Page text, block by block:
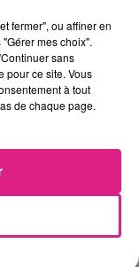
voir l’éclipse
à la recherche de...
Nice
en Lorraine ?
un appel à...
fermer", ou affiner en
mes choix".
sans
pour ce site. Vous
à tout
de chaque page.